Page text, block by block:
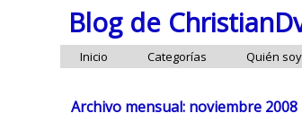
Blog de
Inicio Categorías Quién
Archivo mensual: noviembre 2008